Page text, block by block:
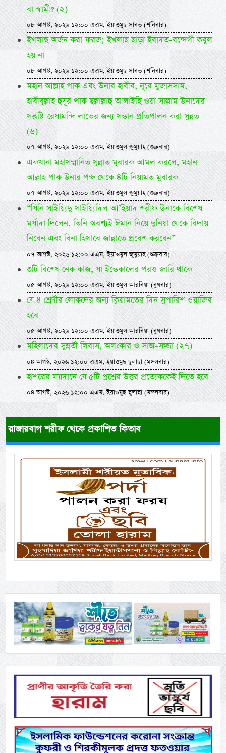
বা স্বামী? (২)
০৮ আগস্ট, ২০২৬ ১২:০০ এএম, ইয়াওমুছ সাবত (শনিবার)
ইখলাছ অর্জন করা ফরজ; ইখলাছ ছাড়া ইবাদত-বন্দেগী কবুল
হয় না
০৮ আগস্ট, ২০২৬ ১২:০০ এএম, ইয়াওমুছ সাবত (শনিবার)
মহান আল্লাহ পাক এবং উনার হাবীব, নূরে মুজাসসাম,
হাবীবুল্লাহ হুযূর পাক ছল্লাল্লাহু আলাইহি ওয়া সাল্লাম উনাদের-
সন্তুষ্টি-রেযামন্দি লাভের জন্য সন্তান প্রতিপালন করা সুন্নত
(৬)
০৭ আগস্ট, ২০২৬ ১২:০০ এএম, ইয়াওমুল জুমুয়াহ (শুক্রবার)
একখানা মহাসম্মানিত সুন্নাত মুবারক আমল করলে, মহান
আল্লাহ পাক উনার পক্ষ থেকে ৪টি নিয়ামত মুবারক
০৭ আগস্ট, ২০২৬ ১২:০০ এএম, ইয়াওমুল জুমুয়াহ (শুক্রবার)
“যিনি সাইয়্যিদু সাইয়্যিদিল আ’ইয়াদ শরীফ উনাকে বিশেষ
মর্যাদা দিলেন, তিনি অবশ্যই ঈমান নিয়ে দুনিয়া থেকে বিদায়
নিবেন এবং বিনা হিসাবে জান্নাতে প্রবেশ করবেন”
০৭ আগস্ট, ২০২৬ ১২:০০ এএম, ইয়াওমুল জুমুয়াহ (শুক্রবার)
৩টি বিশেষ নেক কাজ, যা ইন্তেকালের পরও জারি থাকে
০৫ আগস্ট, ২০২৬ ১২:০০ এএম, ইয়াওমুল আরবিয়া (বুধবার)
যে ৪ শ্রেণীর লোকদের জন্য ক্বিয়ামতের দিন সুপারিশ ওয়াজিব
হবে
০৫ আগস্ট, ২০২৬ ১২:০০ এএম, ইয়াওমুল আরবিয়া (বুধবার)
মহিলাদের সুন্নতী লিবাস, অলংকার ও সাজ-সজ্জা (২৭)
০৪ আগস্ট, ২০২৬ ১২:০০ এএম, ইয়াওমুছ ছুলাছা (মঙ্গলবার)
হাশরের ময়দানে যে ৫টি প্রশ্নের উত্তর প্রত্যেককেই দিতে হবে
০৪ আগস্ট, ২০২৬ ১২:০০ এএম, ইয়াওমুছ ছুলাছা (মঙ্গলবার)
রাজারবাগ শরীফ থেকে প্রকাশিত কিতাব